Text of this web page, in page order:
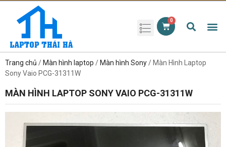
Trang chủ / Màn hình laptop / Màn hình Sony/ Màn Hình Laptop
Sony Vaio PCG-31311W
MÀN HÌNH LAPTOP SONY VAIO PCG-31311W